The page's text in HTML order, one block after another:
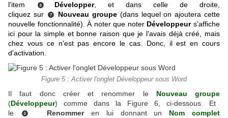
l'item
❻ Développer, et dans celle de droite,
cliquez sur
❼ Nouveau groupe (dans lequel on ajoutera cette
nouvelle fonctionnalité). À noter que noter Développeurs'affiche
ici pour la simple et bonne raison que je l'avais déjà créé, mais
chez vous ce n'est pas encore le cas. Donc, il est en cours
d'activation.
Figure 5 : Activer l'onglet Développeur sous Word
Il faut donc créer et renommer le
Nouveau groupe
(Développeur) comme dans la Figure 6, ci-dessous. Et
le
❽ Renommeren lui donnant un Nom complet